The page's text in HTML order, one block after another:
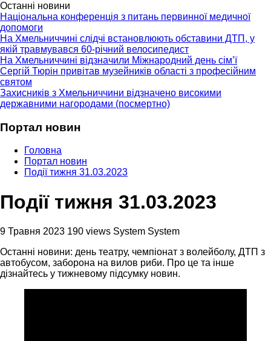
Останні новини
Національна конференція з питань первинної медичної
допомоги
На Хмельниччині слідчі встановлюють обставини ДТП, у
якій травмувався 60-річний велосипедист
На Хмельниччині відзначили Міжнародний день сім’ї
Сергій Тюрін привітав музейників області з професійним
святом
Захисників з Хмельниччини відзначено високими
державними нагородами (посмертно)
Портал новин
Головна
Портал новин
Події тижня 31.03.2023
Події тижня 31.03.2023
9 Травня 2023 190 views System System
Останні новини: день театру, чемпіонат з волейболу, ДТП з
автобусом, заборона на вилов риби. Про це та інше
дізнайтесь у тижневому підсумку новин.